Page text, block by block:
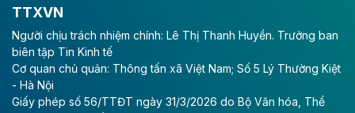
Tổng công ty Cảng hàng không Việt Nam - CTCP
(ACV) vừa lập kỷ lục mới về lợi nhuận trong quý
II/2026.
Theo baodautu.vn
TTXVN
Người chịu trách nhiệm chính: Lê Thị Thanh Huyền. Trưởng ban
biên tập Tin Kinh tế
Cơ quan chủ quản: Thông tấn xã Việt Nam; Số 5 Lý Thường Kiệt
- Hà Nội
Giấy phép số 56/TTĐT ngày 31/3/2026 do Bộ Văn hóa, Thể